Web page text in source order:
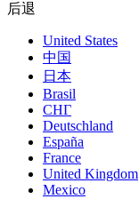
后退
United States
中国
日本
Brasil
СНГ
Deutschland
España
France
United Kingdom
Mexico